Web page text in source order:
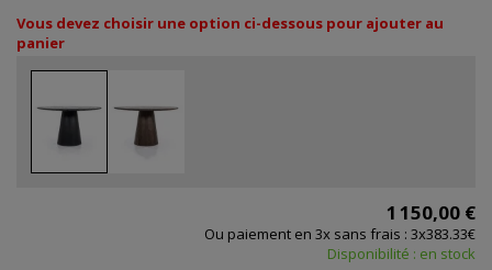
Vous devez choisir une option ci-dessous pour ajouter au
panier
1 150,00 €
Ou paiement en 3x sans frais : 3x383.33€
Disponibilité : en stock